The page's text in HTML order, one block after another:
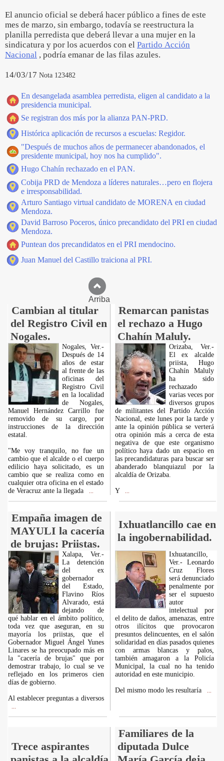
El anuncio oficial se deberá hacer público a fines de este
mes de marzo, sin embargo, todavía se reestructura la
planilla perredista que deberá llevar a una mujer en la
sindicatura y por los acuerdos con el Partido Acción
Nacional , podría emanar de las filas azules.
14/03/17 Nota 123482
En desangelada asamblea perredista, eligen al candidato a la
presidencia municipal.
Se registran dos más por la alianza PAN-PRD.
Histórica aplicación de recursos a escuelas: Regidor.
"Después de muchos años de permanecer abandonados, el
presidente municipal, hoy nos ha cumplido".
Hugo Chahín rechazado en el PAN.
Cobija PRD de Mendoza a líderes naturales…pero en flojera
e irresponsabilidad.
Arturo Santiago virtual candidato de MORENA en ciudad
Mendoza.
David Barroso Poceros, único precandidato del PRI en ciudad
Mendoza.
Puntean dos precandidatos en el PRI mendocino.
Juan Manuel del Castillo traiciona al PRI.
Arriba
Cambian al titular
del Registro Civil en
Nogales.
Remarcan panistas
el rechazo a Hugo
Chahín Maluly.
Nogales, Ver.-
Después de 14
años de estar
al frente de las
oficinas del
Registro Civil
en la localidad
de Nogales,
Manuel Hernández Carrillo fue
removido de su cargo, por
instrucciones de la dirección
estatal.
"Me voy tranquilo, no fue un
cambio que el alcalde o el cuerpo
edilicio haya solicitado, es un
cambio que se realiza como en
cualquier otra oficina en el estado
de Veracruz ante la llegada
Orizaba, Ver.-
El ex alcalde
priista, Hugo
Chahín Maluly
ha sido
rechazado
varias veces por
diversos grupos
de militantes del Partido Acción
Nacional, este lunes por la tarde y
ante la opinión pública se verterá
otra opinión más a cerca de esta
negativa de que este organismo
político haya dado un espacio en
las precandidaturas para buscar ser
abanderado blanquiazul por la
alcaldía de Orizaba.
Y
Empaña imagen de
MAYULI la cacería
de brujas: Priistas.
Ixhuatlancillo cae en
la ingobernabilidad.
Xalapa, Ver.-
La detención
del ex
gobernador
del Estado,
Flavino Ríos
Alvarado, está
dejando de
qué hablar en el ámbito político,
toda vez que aseguran, en su
mayoría los priistas, que el
Gobernador Miguel Ángel Yunes
Linares se ha preocupado más en
la "cacería de brujas" que por
demostrar trabajo, lo cual se ve
reflejado en los primeros cien
días de gobierno.
Al establecer preguntas a diversos
Ixhuatancillo,
Ver.- Leonardo
Cruz Flores
será denunciado
penalmente por
ser el supuesto
autor
intelectual por
el delito de daños, amenazas, entre
otros ilícitos que provocaron
presuntos delincuentes, en el salón
solidaridad en días pasados quienes
con armas blancas y palos,
también amagaron a la Policía
Municipal, la cual no ha tenido
autoridad en este municipio.
Del mismo modo les resultaría
Trece aspirantes
Familiares de la
diputada Dulce